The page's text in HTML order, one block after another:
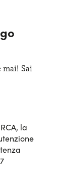
mai! Sai
la